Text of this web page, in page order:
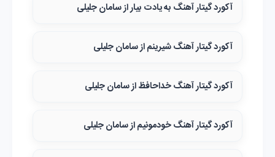
آکورد گیتار آهنگ به یادت بیار از سامان جلیلی
آکورد گیتار آهنگ شیرینم از سامان جلیلی
آکورد گیتار آهنگ خداحافظ از سامان جلیلی
آکورد گیتار آهنگ خودمونیم از سامان جلیلی